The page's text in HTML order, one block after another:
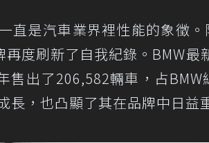
直是汽車業界裡性能的象徵
再度刷新了自我紀錄。BMW
售出了206,582輛車，占
長，也凸顯了其在品牌中日益